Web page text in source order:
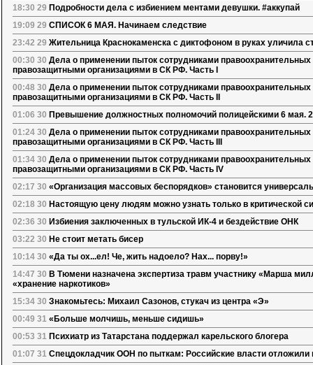
18:30 29 Подробности дела с избиением ментами девушки. #аккупай
19:09 29 СПИСОК 6 МАЯ. Начинаем следствие
23:42 29 Жительница Краснокаменска с диктофоном в руках уличила
00:30 30 Дела о применении пыток сотрудниками
правозащитными организациями в СК РФ. Часть I
00:48 30 Дела о применении пыток сотрудниками
правозащитными организациями в СК РФ. Часть II
01:06 30 Превышение должностных полномочий полицейскими 6 мая.
01:24 30 Дела о применении пыток сотрудниками
правозащитными организациями в СК РФ. Часть III
01:34 30 Дела о применении пыток сотрудниками
правозащитными организациями в СК РФ. Часть IV
02:17 30 «Организация массовых беспорядков» становится
02:18 30 Настоящую цену людям можно узнать только в критической
02:36 30 Избиения заключенных в тульской ИК-4 и бездействие ОНК
03:22 30 Не стоит метать бисер
10:14 30 «Да ты ох...ел! Че, жить надоело? Нах... порву!»
14:47 30 В Тюмени назначена экспертиза травм участнику «Марша
«хранение наркотиков»
15:34 30 Знакомьтесь: Михаил Сазонов, стукач из центра «Э»
00:49 31 «Больше молчишь, меньше сидишь»
00:53 31 Психиатр из Татарстана поддержал карельского блогера
01:07 31 Спецдокладчик ООН по пыткам: Российские власти отложили